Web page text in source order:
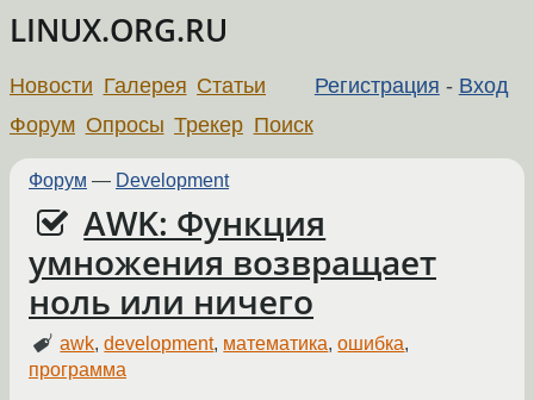
LINUX.ORG.RU
Регистрация - Вход
Новости Галерея Статьи
Форум Опросы Трекер Поиск
Форум — Development
AWK: Функция
умножения возвращает
ноль или ничего
awk,development, математика,ошибка,
программа